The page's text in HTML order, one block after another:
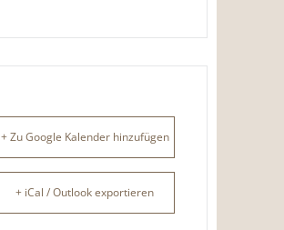
+ Zu Google Kalender hinzufügen
+ iCal / Outlook exportieren